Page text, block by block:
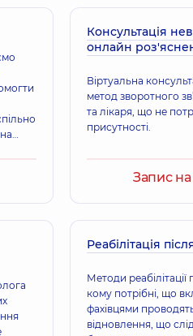
Консультація
онлайн
Віртуальна
метод зворотного
та лікаря, що не
присутності.
Запис
Реабілітація
Методи реабілітації
кому потрібні, що
фахівцями
відновлення, що